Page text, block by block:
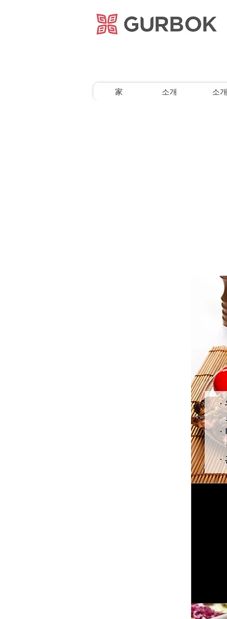
거복푸드
家 소개 소개